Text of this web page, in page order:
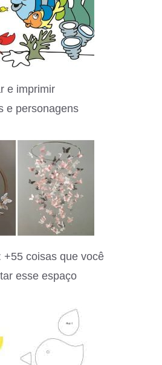
e imprimir
e personagens
+55 coisas que você
esse espaço